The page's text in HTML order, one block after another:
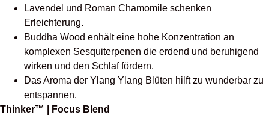
Lavendel und Roman Chamomile schenken
Erleichterung.
Buddha Wood enhält eine hohe Konzentration an
komplexen Sesquiterpenen die erdend und beruhigend
wirken und den Schlaf fördern.
Das Aroma der Ylang Ylang Blüten hilft zu wunderbar zu
entspannen.
Thinker™ | Focus Blend